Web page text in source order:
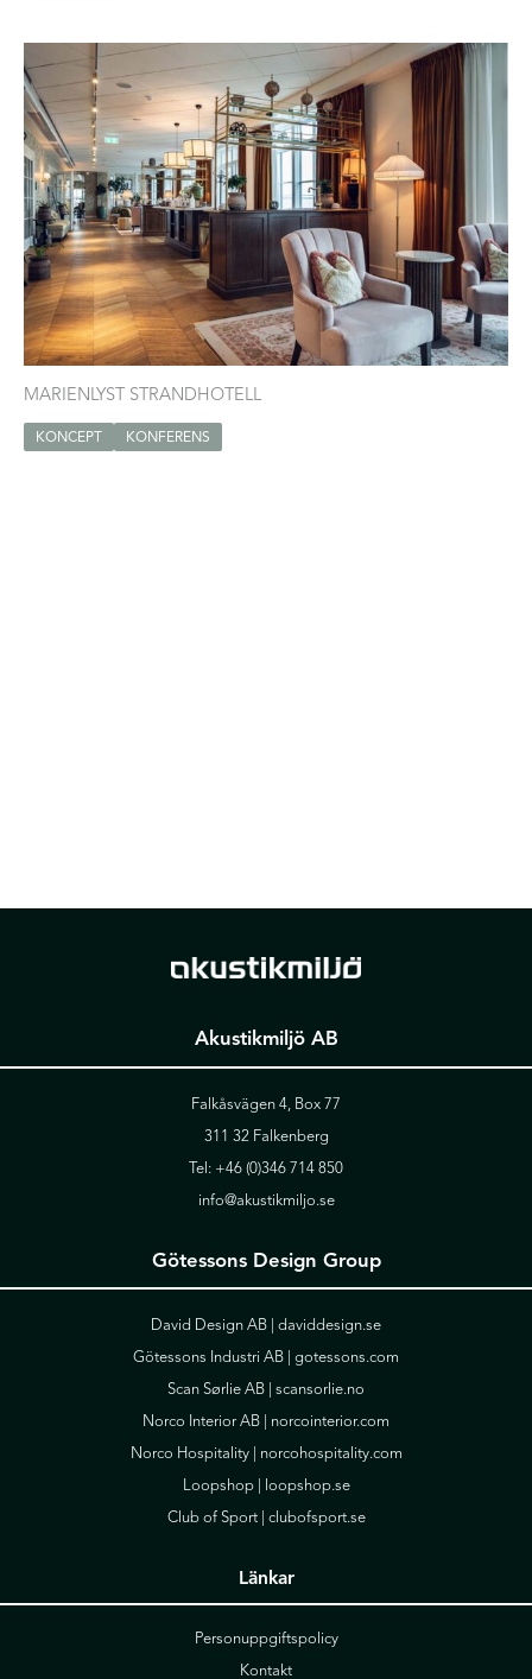
MARIENLYST STRANDHOTELL
KONCEPT KONFERENS
Akustikmiljö AB
Falkåsvägen 4, Box 77
311 32 Falkenberg
Tel: +46 (0)346 714 850
info@akustikmiljo.se
Götessons Design Group
David Design AB | daviddesign.se
Götessons Industri AB | gotessons.com
Scan Sørlie AB | scansorlie.no
Norco Interior AB | norcointerior.com
Norco Hospitality | norcohospitality.com
Loopshop |
loopshop.se
Club of Sport | clubofsport.se
Länkar
Personuppgiftspolicy
Kontakt